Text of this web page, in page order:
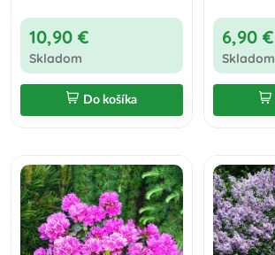
10,90 €
Skladom
Do košíka
6,90 €
Skladom